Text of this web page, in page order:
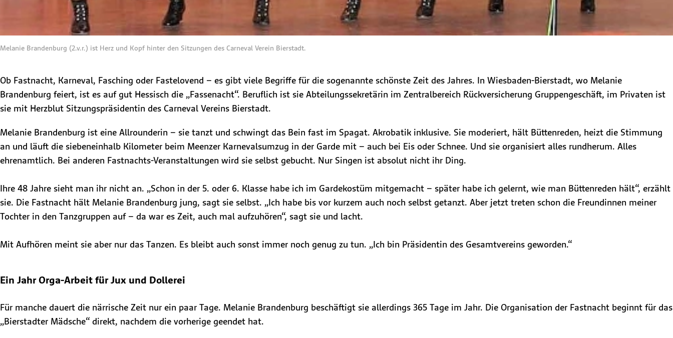
Melanie Brandenburg (2.v.r.) ist Herz und Kopf hinter den Sitzungen des Carneval Verein Bierstadt.
​​​​​​​​Ob Fastnacht, Karneval, Fasching oder Fastelovend – es gibt viele Begriffe für die sogenannte schönste Zeit des Jahres. In Wiesbaden-Bierstadt, wo Melanie
Brandenburg feiert, ist es auf gut Hessisch die „Fassenacht“. Beruflich ist sie Abteilungssekretärin im Zentralbereich Rückversicherung Gruppengeschäft, im Privaten ist
sie mit Herzblut Sitzungspräsidentin des Carneval Vereins Bierstadt.
Melanie Brandenburg ist eine Allrounderin – sie tanzt und schwingt das Bein fast im Spagat. Akrobatik inklusive. Sie moderiert, hält Büttenreden, heizt die Stimmung
an und läuft die siebeneinhalb Kilometer beim Meenzer Karnevalsumzug in der Garde mit – auch bei Eis oder Schnee. Und sie organisiert alles rundherum. Alles
ehrenamtlich. Bei anderen Fastnachts-Veranstaltungen wird sie selbst gebucht. Nur Singen ist absolut nicht ihr Ding.
Ihre 48 Jahre sieht man ihr nicht an. „Schon in der 5. oder 6. Klasse habe ich im Gardekostüm mitgemacht – später habe ich gelernt, wie man Büttenreden hält“, erzählt
sie. Die Fastnacht hält Melanie Brandenburg jung, sagt sie selbst. „Ich habe bis vor kurzem auch noch selbst getanzt. Aber jetzt treten schon die Freundinnen meiner
Tochter in den Tanzgruppen auf – da war es Zeit, auch mal aufzuhören“, sagt sie und lacht.
Mit Aufhören meint sie aber nur das Tanzen. Es bleibt auch sonst immer noch genug zu tun. „Ich bin Präsidentin des Gesamtvereins geworden.“
Ein Jahr Orga-Arbeit für Jux und Dollerei
Für manche dauert die närrische Zeit nur ein paar Tage. Melanie Brandenburg beschäftigt sie allerdings 365 Tage im Jahr. Die Organisation der Fastnacht beginnt für das
„Bierstadter Mädsche“ direkt, nachdem die vorherige geendet hat.